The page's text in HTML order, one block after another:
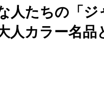
人たちの「ジ
人カラー名品